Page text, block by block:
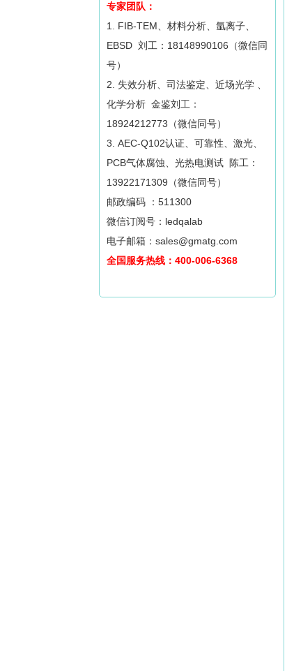
专家团队：
1. FIB-TEM、材料分析、氩离子、
EBSD 刘工：18148990106（微信同
号）
2. 失效分析、司法鉴定、近场光学 、
化学分析 金鉴刘工：
18924212773（微信同号）
3. AEC-Q102认证、可靠性、激光、
PCB气体腐蚀、光热电测试 陈工：
13922171309（微信同号）
邮政编码 ：511300
微信订阅号：ledqalab
电子邮箱：sales@gmatg.com
全国服务热线：400-006-6368